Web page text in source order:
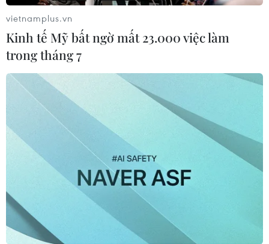
tiêm ít nhất 1 mũi vaccine phòng COVID-19 và xét
nghiệm âm tính với Sars-CoV-2.
vietnamplus.vn
Kinh tế Mỹ bất ngờ mất 23.000 việc làm
trong tháng 7